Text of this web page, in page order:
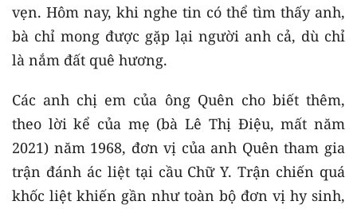
vẹn. Hôm nay, khi nghe tin có thể tìm thấy anh,
bà chỉ mong được gặp lại người anh cả, dù chỉ
là nắm đất quê hương.
Các anh chị em của ông Quên cho biết thêm,
theo lời kể của mẹ (bà Lê Thị Điệu, mất năm
2021) năm 1968, đơn vị của anh Quên tham gia
trận đánh ác liệt tại cầu Chữ Y. Trận chiến quá
khốc liệt khiến gần như toàn bộ đơn vị hy sinh,